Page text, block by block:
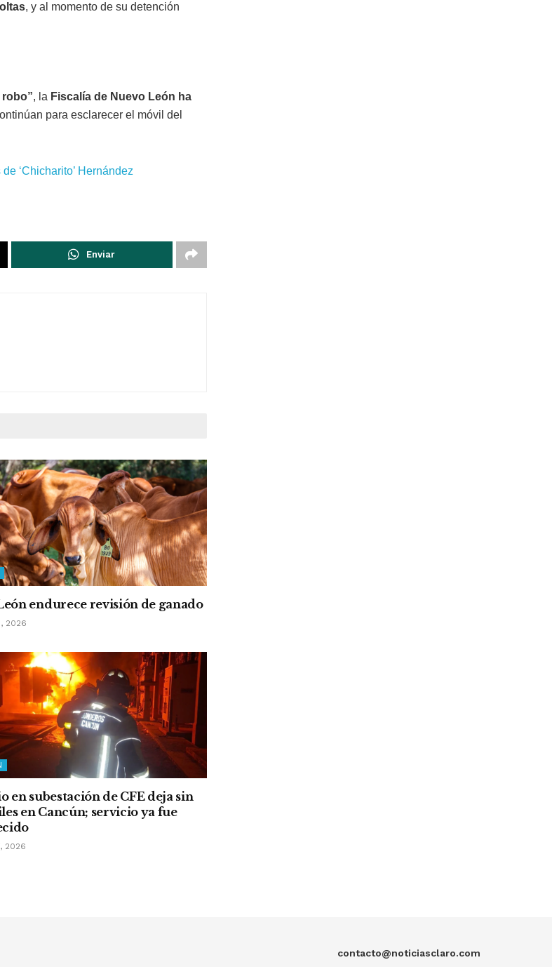
, y al momento de su detención
, la Fiscalía de Nuevo León ha
para esclarecer el móvil del
‘Chicharito’ Hernández
Enviar
endurece revisión de ganado
2026
en subestación de CFE deja sin
en Cancún; servicio ya fue
2026
contacto@noticiasclaro.com